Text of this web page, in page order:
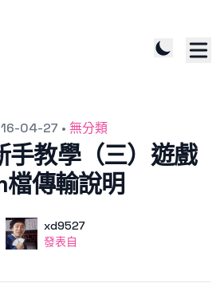
04-27 • 無分類
手教學（三）遊戲
檔傳輸說明
使用者
xd9527
發表自
發表自